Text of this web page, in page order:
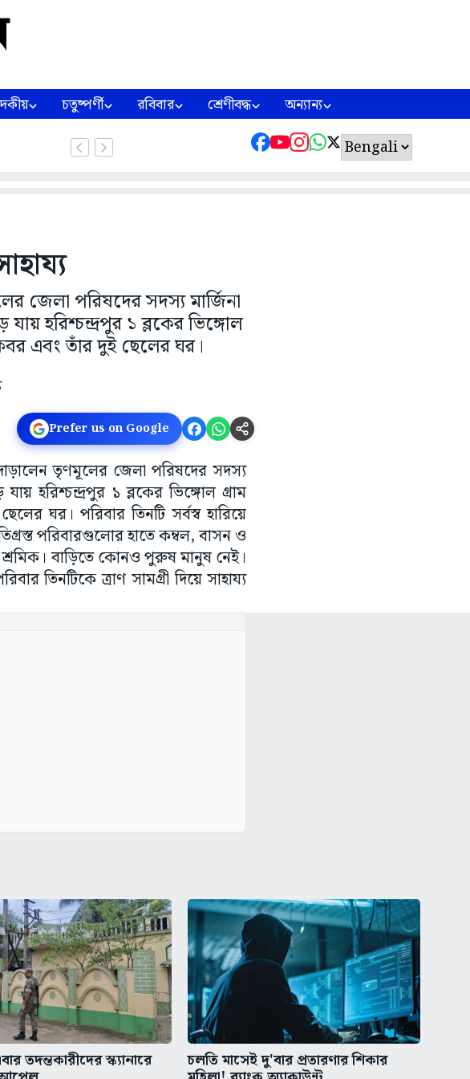
চতুষ্পর্ণী রবিবার শ্রেণীবদ্ধ অন্যান্য
জেলা পরিষদের সদস্য মার্জিনা
হরিশ্চন্দ্রপুর ১ ব্লকের ভিঙ্গোল
এবং তাঁর দুই ছেলের ঘর।
Prefer us on Google
তৃণমূলের জেলা পরিষদের সদস্য
হরিশ্চন্দ্রপুর ১ ব্লকের ভিঙ্গোল গ্রাম
ঘর। পরিবার তিনটি সর্বস্ব হারিয়ে
পরিবারগুলোর হাতে কম্বল, বাসন ও
শ্রমিক। বাড়িতে কোনও পুরুষ মানুষ নেই।
তিনটিকে ত্রাণ সামগ্রী দিয়ে সাহায্য
তদন্তকারীদের স্ক্যানারে চলতি মাসেই দু'বার প্রতারণার শিকার